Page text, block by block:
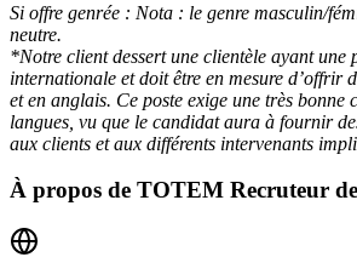
Si offre genrée : Nota : le genre masculin/
neutre.
*Notre client dessert une clientèle ayant une
internationale et doit être en mesure d’offrir
et en anglais. Ce poste exige une très bonne
langues, vu que le candidat aura à fournir
aux clients et aux différents intervenants
À propos de TOTEM Recruteur